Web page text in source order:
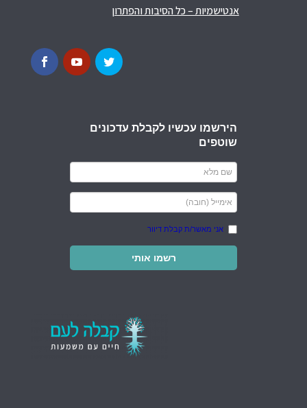
אנטישמיות – כל הסיבות והפתרון
הירשמו עכשיו לקבלת עדכונים
שוטפים
אני מאשר/ת קבלת דיוור
רשמו אותי